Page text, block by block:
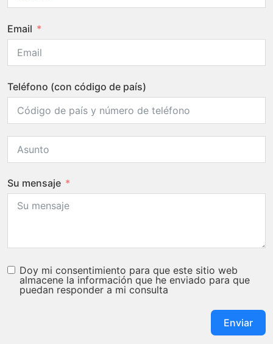
Email
Teléfono (con código de país)
Su mensaje
Doy mi consentimiento para que este sitio web
almacene la información que he enviado para que
puedan responder a mi consulta
Enviar